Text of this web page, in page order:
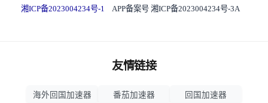
湘ICP备2023004234号-1 APP备案号 湘ICP备2023004234号-3A
友情链接
海外回国加速器 番茄加速器
回国加速器